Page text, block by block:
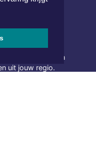
krijg wekelijks een
uit jouw regio.